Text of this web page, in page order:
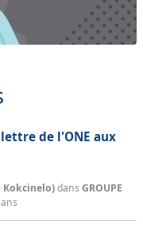
de l'ONE aux
Kokcinelo)dans GROUPE